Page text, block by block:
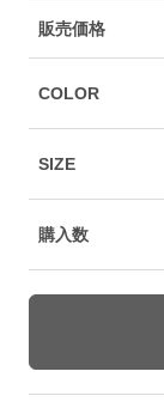
販売価格
COLOR
SIZE
購入数